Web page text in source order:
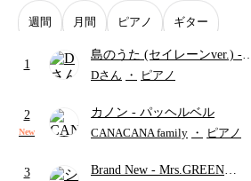
週間 月間 ピアノ ギター
1
島のうた (セイレーンver.) -
セイレーン(CV.鈴木みのり)
ード・ペダル付き/『映画ちい
かわ 人魚の島のひみつ』よ
Dさん ・ ピアノ
2
New
カノン - パッヘルベル
CANACANA family ・ ピアノ
3 Brand New - Mrs.GREEN